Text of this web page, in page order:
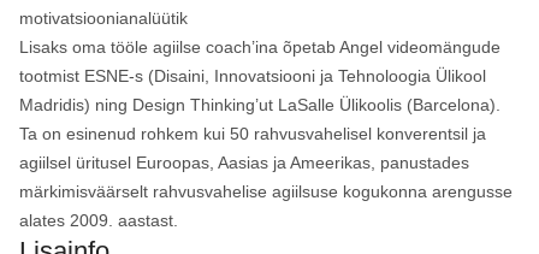
motivatsioonianalüütik
Lisaks oma tööle agiilse coach’ina õpetab Angel videomängude
tootmist ESNE-s (Disaini, Innovatsiooni ja Tehnoloogia Ülikool
Madridis) ning Design Thinking’ut LaSalle Ülikoolis (Barcelona).
Ta on esinenud rohkem kui 50 rahvusvahelisel konverentsil ja
agiilsel üritusel Euroopas, Aasias ja Ameerikas, panustades
märkimisväärselt rahvusvahelise agiilsuse kogukonna arengusse
alates 2009. aastast.